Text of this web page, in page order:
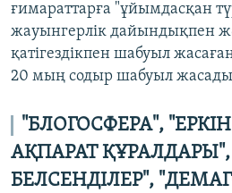
ғимараттарға "ұйымдасқан
жауынгерлік дайындықпен
қатігездікпен шабуыл
20 мың содыр шабуыл
"БЛОГОСФЕРА",
АҚПАРАТ
БЕЛСЕНДІЛЕР",